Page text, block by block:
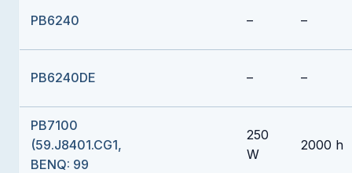
PB6240 – –
PB6240DE – –
PB7100
(59.J8401.CG1,
BENQ: 99
250
W
2000 h